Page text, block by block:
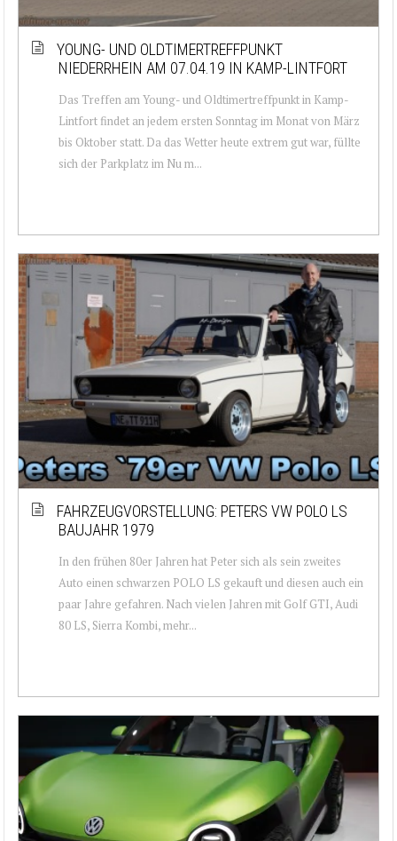
YOUNG- UND OLDTIMERTREFFPUNKT
NIEDERRHEIN AM 07.04.19 IN KAMP-LINTFORT
Das Treffen am Young- und Oldtimertreffpunkt in Kamp-
Lintfort findet an jedem ersten Sonntag im Monat von März
bis Oktober statt. Da das Wetter heute extrem gut war, füllte
sich der Parkplatz im Nu m...
FAHRZEUGVORSTELLUNG: PETERS VW POLO LS
BAUJAHR 1979
In den frühen 80er Jahren hat Peter sich als sein zweites
Auto einen schwarzen POLO LS gekauft und diesen auch ein
paar Jahre gefahren. Nach vielen Jahren mit Golf GTI, Audi
80 LS, Sierra Kombi, mehr...